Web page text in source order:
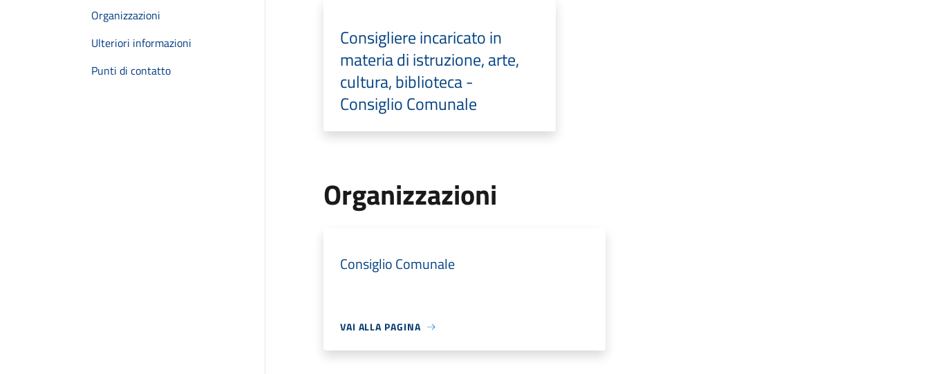
Organizzazioni
Ulteriori informazioni
Punti di contatto
Consigliere incaricato in
materia di istruzione, arte,
cultura, biblioteca -
Consiglio Comunale
Organizzazioni
Consiglio Comunale
VAI ALLA PAGINA